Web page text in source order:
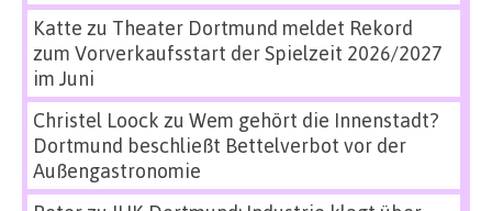
Katte zu Theater Dortmund meldet Rekord
zum Vorverkaufsstart der Spielzeit 2026/2027
im Juni
Christel Loock zu Wem gehört die Innenstadt?
Dortmund beschließt Bettelverbot vor der
Außengastronomie